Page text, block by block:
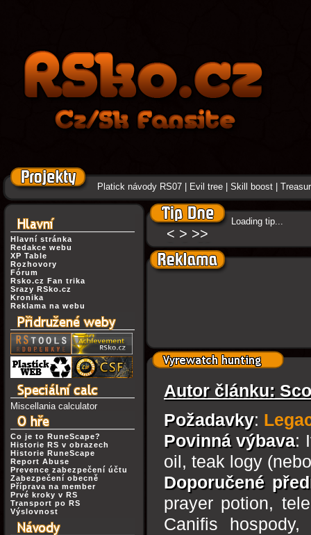
Platick návody RS07 Evil tree Skill boost
Hlavní stránka
Redakce webu
XP Table
Rozhovory
Fórum
Rsko.cz Fan trika
Srazy RSko.cz
Kronika
Reklama na webu
Miscellania calculator
Co je to RuneScape?
Historie RS v obrazech
Historie RuneScape
Report Abuse
Prevence zabezpečení účtu
Zabezpečení obecně
Příprava na member
Prvé kroky v RS
Transport po RS
Výslovnost
< > >>
Loading tip...
Autor článku:
Požadavky:
Povinná výbava:
oil, teak logy
Doporučené
prayer potion,
Canifis